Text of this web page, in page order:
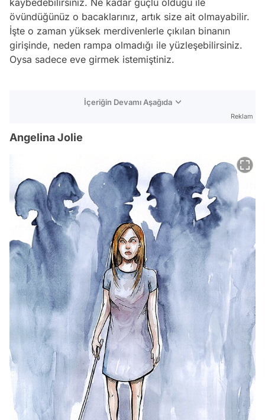
övündüğünüz o bacaklarınız, artık size ait olmayabilir.
İşte o zaman yüksek merdivenlerle çıkılan binanın
girişinde, neden rampa olmadığı ile yüzleşebilirsiniz.
Oysa sadece eve girmek istemiştiniz.
İçeriğin Devamı Aşağıda
Reklam
Angelina Jolie